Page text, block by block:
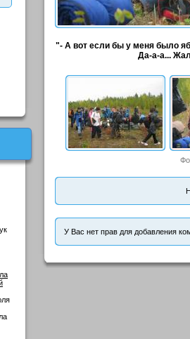
"- А вот если бы у меня было
Да-а-а...
У Вас нет прав для добавления